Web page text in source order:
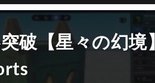
破【星々の幻境】